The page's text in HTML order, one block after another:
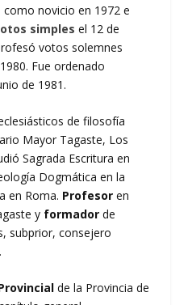
como novicio en 1972 e
simples el 12 de
votos solemnes
Fue ordenado
de 1981.
de filosofía
Mayor Tagaste, Los
Sagrada Escritura en
Dogmática en la
en Roma. Profesor en
y formadorde
subprior, consejero
de la Provincia de